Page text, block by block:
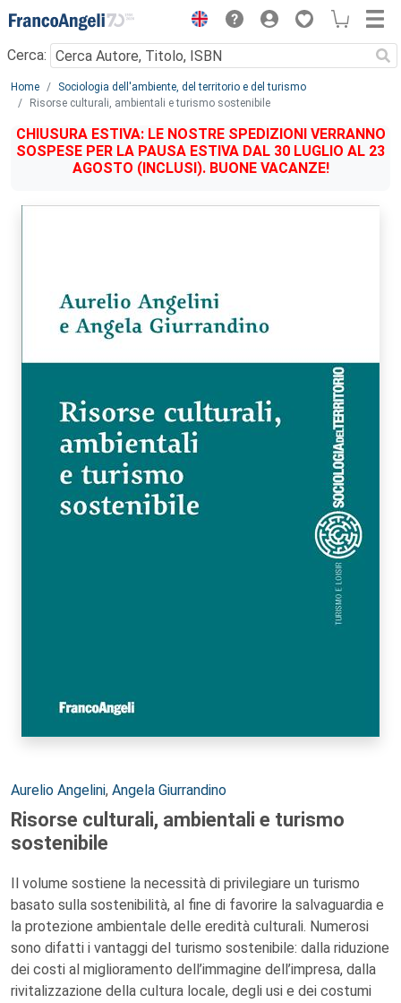
Menu
Cerca:
Main content
Home
Sociologia dell'ambiente, del territorio e del turismo
Risorse culturali, ambientali e turismo sostenibile
CHIUSURA ESTIVA: LE NOSTRE SPEDIZIONI VERRANNO
SOSPESE PER LA PAUSA ESTIVA DAL 30 LUGLIO AL 23
AGOSTO (INCLUSI). BUONE VACANZE!
Autori:
Aurelio Angelini, Angela Giurrandino
Risorse culturali, ambientali e turismo
sostenibile
Il volume sostiene la necessità di privilegiare un turismo
basato sulla sostenibilità, al fine di favorire la salvaguardia e
la protezione ambientale delle eredità culturali. Numerosi
sono difatti i vantaggi del turismo sostenibile: dalla riduzione
dei costi al miglioramento dell’immagine dell’impresa, dalla
rivitalizzazione della cultura locale, degli usi e dei costumi